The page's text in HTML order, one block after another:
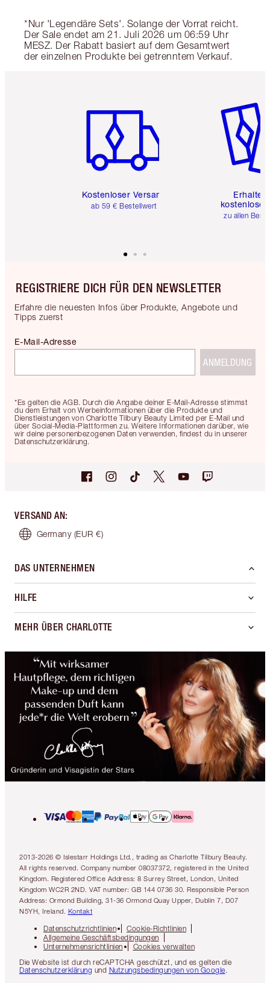
*Nur 'Legendäre Sets'. Solange der Vorrat reicht.
Der Sale endet am 21. Juli 2026 um 06:59 Uhr
MESZ. Der Rabatt basiert auf dem Gesamtwert
der einzelnen Produkte bei getrenntem Verkauf.
Kostenloser Versand
ab 59 € Bestellwert
Erhalte
kostenlose
zu allen
REGISTRIERE DICH FÜR DEN NEWSLETTER
Erfahre die neuesten Infos über Produkte, Angebote und
Tipps zuerst
*Es gelten die AGB. Durch die Angabe deiner E-Mail-Adresse stimmst
du dem Erhalt von Werbeinformationen über die Produkte und
Dienstleistungen von Charlotte Tilbury Beauty Limited per E-Mail und
über Social-Media-Plattformen zu. Weitere Informationen darüber, wie
wir deine personenbezogenen Daten verwenden, findest du in unserer
Datenschutzerklärung.
E-Mail-Adresse
ANMELDUNG
VERSAND AN:
Germany (EUR €)
DAS UNTERNEHMEN
HILFE
MEHR ÜBER CHARLOTTE
2013-2026 © Islestarr Holdings Ltd., trading as Charlotte Tilbury Beauty.
All rights reserved. Company number 08037372, registered in the United
Kingdom. Registered Office Address: 8 Surrey Street, London, United
Kingdom WC2R 2ND. VAT number: GB 144 0736 30. Responsible Person
Address: Ormond Building, 31-36 Ormond Quay Upper, Dublin 7, D07
N5YH, Ireland. Kontakt
Datenschutzrichtlinien
Cookie-Richtlinien
Allgemeine Geschäftsbedingungen
Unternehmensrichtlinien
Cookies verwalten
Die Website ist durch reCAPTCHA geschützt, und es gelten die
Datenschutzerklärung und Nutzungsbedingungen von Google.